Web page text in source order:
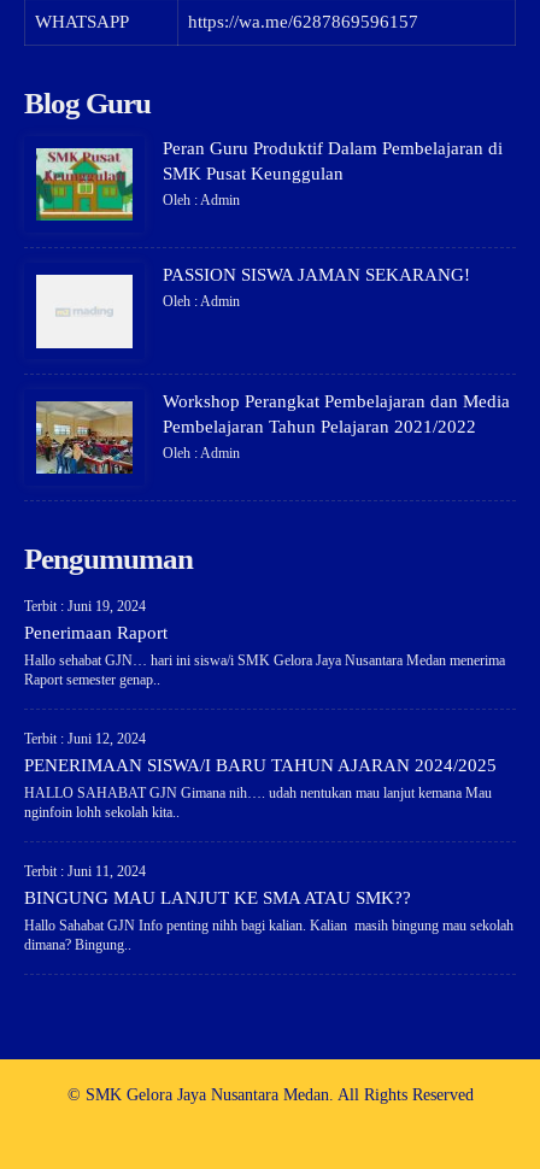
WHATSAPP https://wa.me/6287869596157
Blog Guru
Peran Guru Produktif Dalam Pembelajaran di
SMK Pusat Keunggulan
Oleh : Admin
PASSION SISWA JAMAN SEKARANG!
Oleh : Admin
Workshop Perangkat Pembelajaran dan Media
Pembelajaran Tahun Pelajaran 2021/2022
Oleh : Admin
Pengumuman
Terbit : Juni 19, 2024
Penerimaan Raport
Hallo sehabat GJN… hari ini siswa/i SMK Gelora Jaya Nusantara Medan menerima
Raport semester genap..
Terbit : Juni 12, 2024
PENERIMAAN SISWA/I BARU TAHUN AJARAN 2024/2025
HALLO SAHABAT GJN Gimana nih…. udah nentukan mau lanjut kemana Mau
nginfoin lohh sekolah kita..
Terbit : Juni 11, 2024
BINGUNG MAU LANJUT KE SMA ATAU SMK??
Hallo Sahabat GJN Info penting nihh bagi kalian. Kalian masih bingung mau sekolah
dimana? Bingung..
© SMK Gelora Jaya Nusantara Medan. All Rights Reserved